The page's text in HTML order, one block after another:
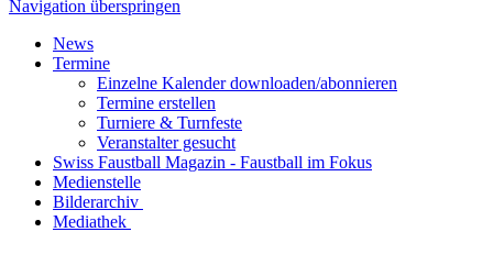
Navigation überspringen
News
Termine
Einzelne Kalender downloaden/abonnieren
Termine erstellen
Turniere & Turnfeste
Veranstalter gesucht
Swiss Faustball Magazin - Faustball im Fokus
Medienstelle
Bilderarchiv
Mediathek